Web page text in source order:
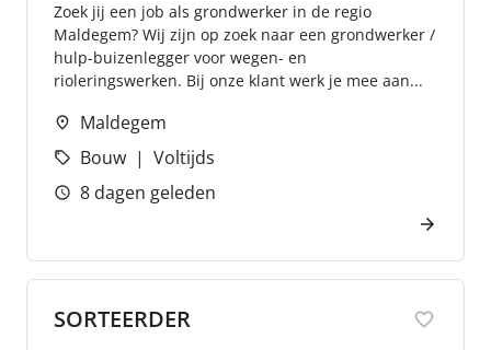
Zoek jij een job als grondwerker in de regio
Maldegem? Wij zijn op zoek naar een grondwerker /
hulp-buizenlegger voor wegen- en
rioleringswerken. Bij onze klant werk je mee aan...
Maldegem
Bouw
Voltijds
8 dagen geleden
SORTEERDER